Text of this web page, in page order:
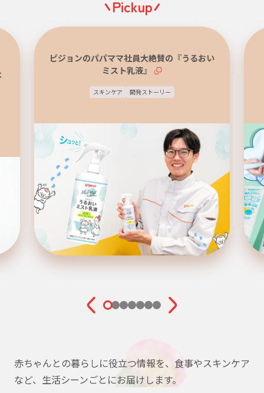
Pickup
ピジョンのパパママ社員大絶賛の『うるおい
ミスト乳液』
スキンケア 開発ストーリー
赤ちゃんとの暮らしに役立つ情報を、食事やスキンケア
など、生活シーンごとにお届けします。